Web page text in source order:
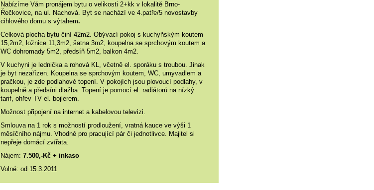
Nabízíme Vám pronájem bytu o velikosti 2+kk v lokalitě Brno-
Řečkovice, na ul. Nachová. Byt se nachází ve 4.patře/5 novostavby
cihlového domu s výtahem.
Celková plocha bytu činí 42m2. Obývací pokoj s kuchyňským koutem
15,2m2, ložnice 11,3m2, šatna 3m2, koupelna se sprchovým koutem a
WC dohromady 5m2, předsíň 5m2, balkon 4m2.
V kuchyni je lednička a rohová KL, včetně el. sporáku s troubou. Jinak
je byt nezařízen. Koupelna se sprchovým koutem, WC, umyvadlem a
pračkou, je zde podlahové topení. V pokojích jsou plovoucí podlahy, v
koupelně a předsíni dlažba. Topení je pomocí el. radiátorů na nízký
tarif, ohřev TV el. bojlerem.
Možnost připojení na internet a kabelovou televizi.
Smlouva na 1 rok s možností prodloužení, vratná kauce ve výši 1
měsíčního nájmu. Vhodné pro pracující pár či jednotlivce. Majitel si
nepřeje domácí zvířata.
Nájem: 7.500,-Kč + inkaso
Volné: od 15.3.2011